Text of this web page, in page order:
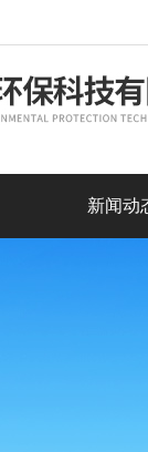
新闻动